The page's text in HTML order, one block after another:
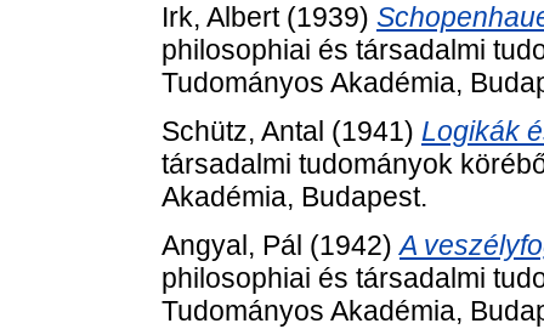
Irk, Albert(1939)
philosophiai és társadalmi
Tudományos Akadémia,
Schütz, Antal (1941) Logikák
társadalmi tudományok
Akadémia, Budapest.
Angyal, Pál (1942)A
philosophiai és társadalmi
Tudományos Akadémia,